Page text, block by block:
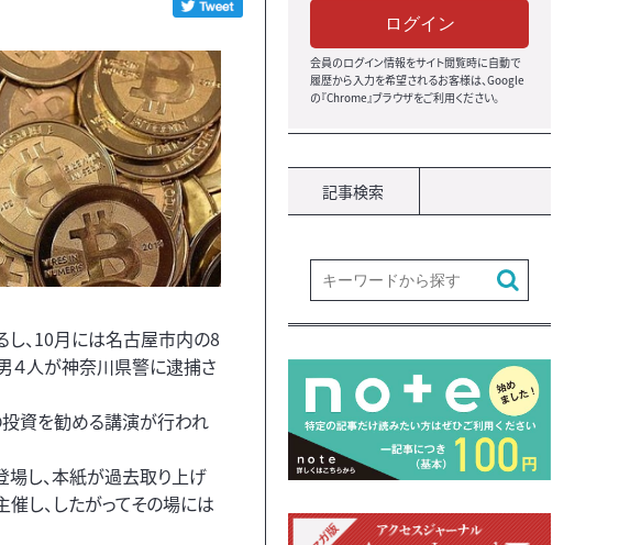
し、10月には名古屋市内の8
４人が神奈川県警に逮捕さ
投資を勧める講演が行われ
し、本紙が過去取り上げ
し、したがってその場には
ログイン
会員のログイン情報をサイト閲覧時に自動で
履歴から入力を希望されるお客様は、Google
の『Chrome』ブラウザをご利用ください。
記事検索